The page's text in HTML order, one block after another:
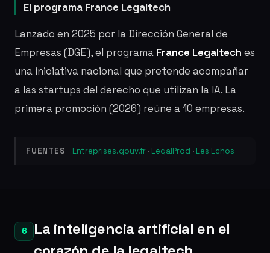
El programa France Legaltech
Lanzado en 2025 por la Dirección General de
Empresas (DGE), el programa France Legaltech es
una iniciativa nacional que pretende acompañar
a las startups del derecho que utilizan la IA. La
primera promoción (2026) reúne a 10 empresas.
FUENTES Entreprises.gouv.fr· LegalProd · Les Echos
6
La inteligencia artificial en el